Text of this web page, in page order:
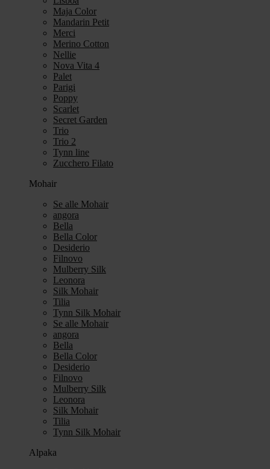
Maja Color
Mandarin Petit
Merci
Merino Cotton
Nellie
Nova Vita 4
Palet
Parigi
Poppy
Scarlet
Secret Garden
Trio
Trio 2
Tynn line
Zucchero Filato
Mohair
Se alle Mohair
angora
Bella
Bella Color
Desiderio
Filnovo
Mulberry Silk
Leonora
Silk Mohair
Tilia
Tynn Silk Mohair
Se alle Mohair
angora
Bella
Bella Color
Desiderio
Filnovo
Mulberry Silk
Leonora
Silk Mohair
Tilia
Tynn Silk Mohair
Alpaka